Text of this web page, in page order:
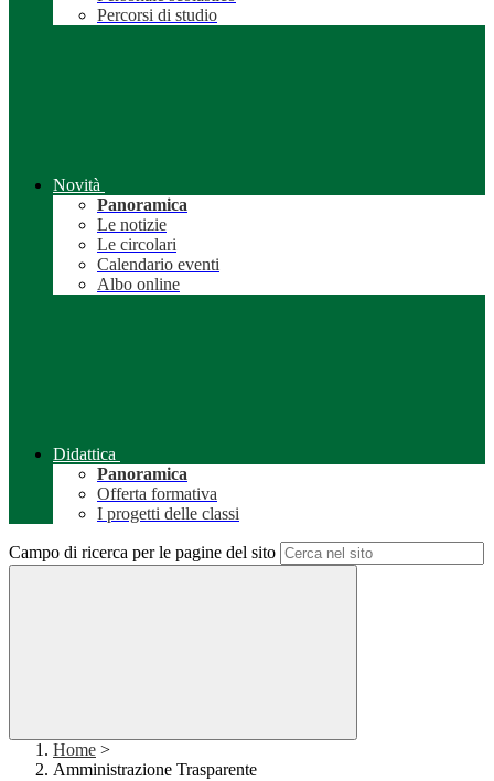
Percorsi di studio
Novità
Panoramica
Le notizie
Le circolari
Calendario eventi
Albo online
Didattica
Panoramica
Offerta formativa
I progetti delle classi
Campo di ricerca per le pagine del sito
Home >
Amministrazione Trasparente